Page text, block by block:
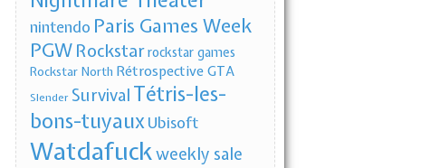
nintendo Paris Games Week
PGW Rockstarrockstar games
Rockstar North Rétrospective GTA
Slender Survival Tétris-les-
bons-tuyauxUbisoft
Watdafuckweekly sale